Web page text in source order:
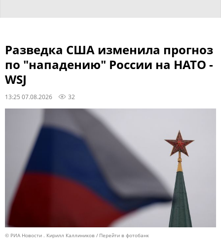
Разведка США изменила прогноз
по "нападению" России на НАТО -
WSJ
13:25 07.08.2026 32
© РИА Новости . Кирилл Каллиников Перейти в фотобанк